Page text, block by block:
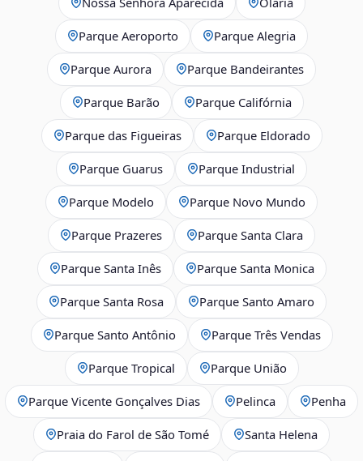
Parque Aeroporto Parque Alegria
Parque Aurora Parque Bandeirantes
Parque Barão Parque Califórnia
Parque das Figueiras Parque Eldorado
Parque Guarus Parque Industrial
Parque Modelo Parque Novo Mundo
Parque Prazeres Parque Santa Clara
Parque Santa Inês Parque Santa Monica
Parque Santa Rosa Parque Santo Amaro
Parque Santo Antônio Parque Três Vendas
Parque Tropical Parque União
Parque Vicente Gonçalves Dias Pelinca Penha
Praia do Farol de São Tomé Santa Helena